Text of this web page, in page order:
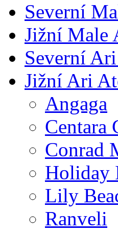
Severní
Jižní Male
Severní
Jižní Ari
Angaga
Centara
Conrad
Holiday
Lily
Ranveli